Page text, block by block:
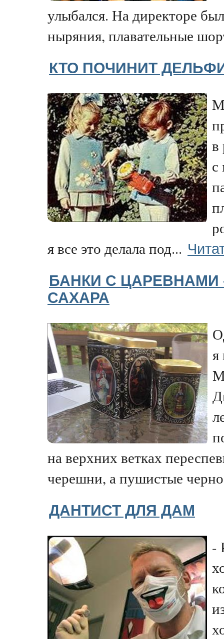
улыбался. На директоре
ныряния, плавательные
КТО ПОЧИНИТ
в
с
я все это делала под...
БАНКИ С ЦАРЕВНАМИ
САХАРА
я
на верхних ветках
черешни, а пушистые
ДАНТИСТ ДЛЯ ДАМ
-